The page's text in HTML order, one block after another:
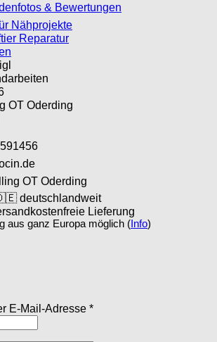
& Bewertungen
Nähprojekte
Reparatur
OT Oderding
OT Oderding
deutschlandweit
Lieferung
aus ganz Europa möglich ( Info)
E-Mail-Adresse *Erforderlich